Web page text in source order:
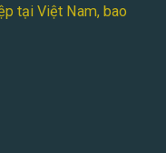
tại Việt Nam, bao